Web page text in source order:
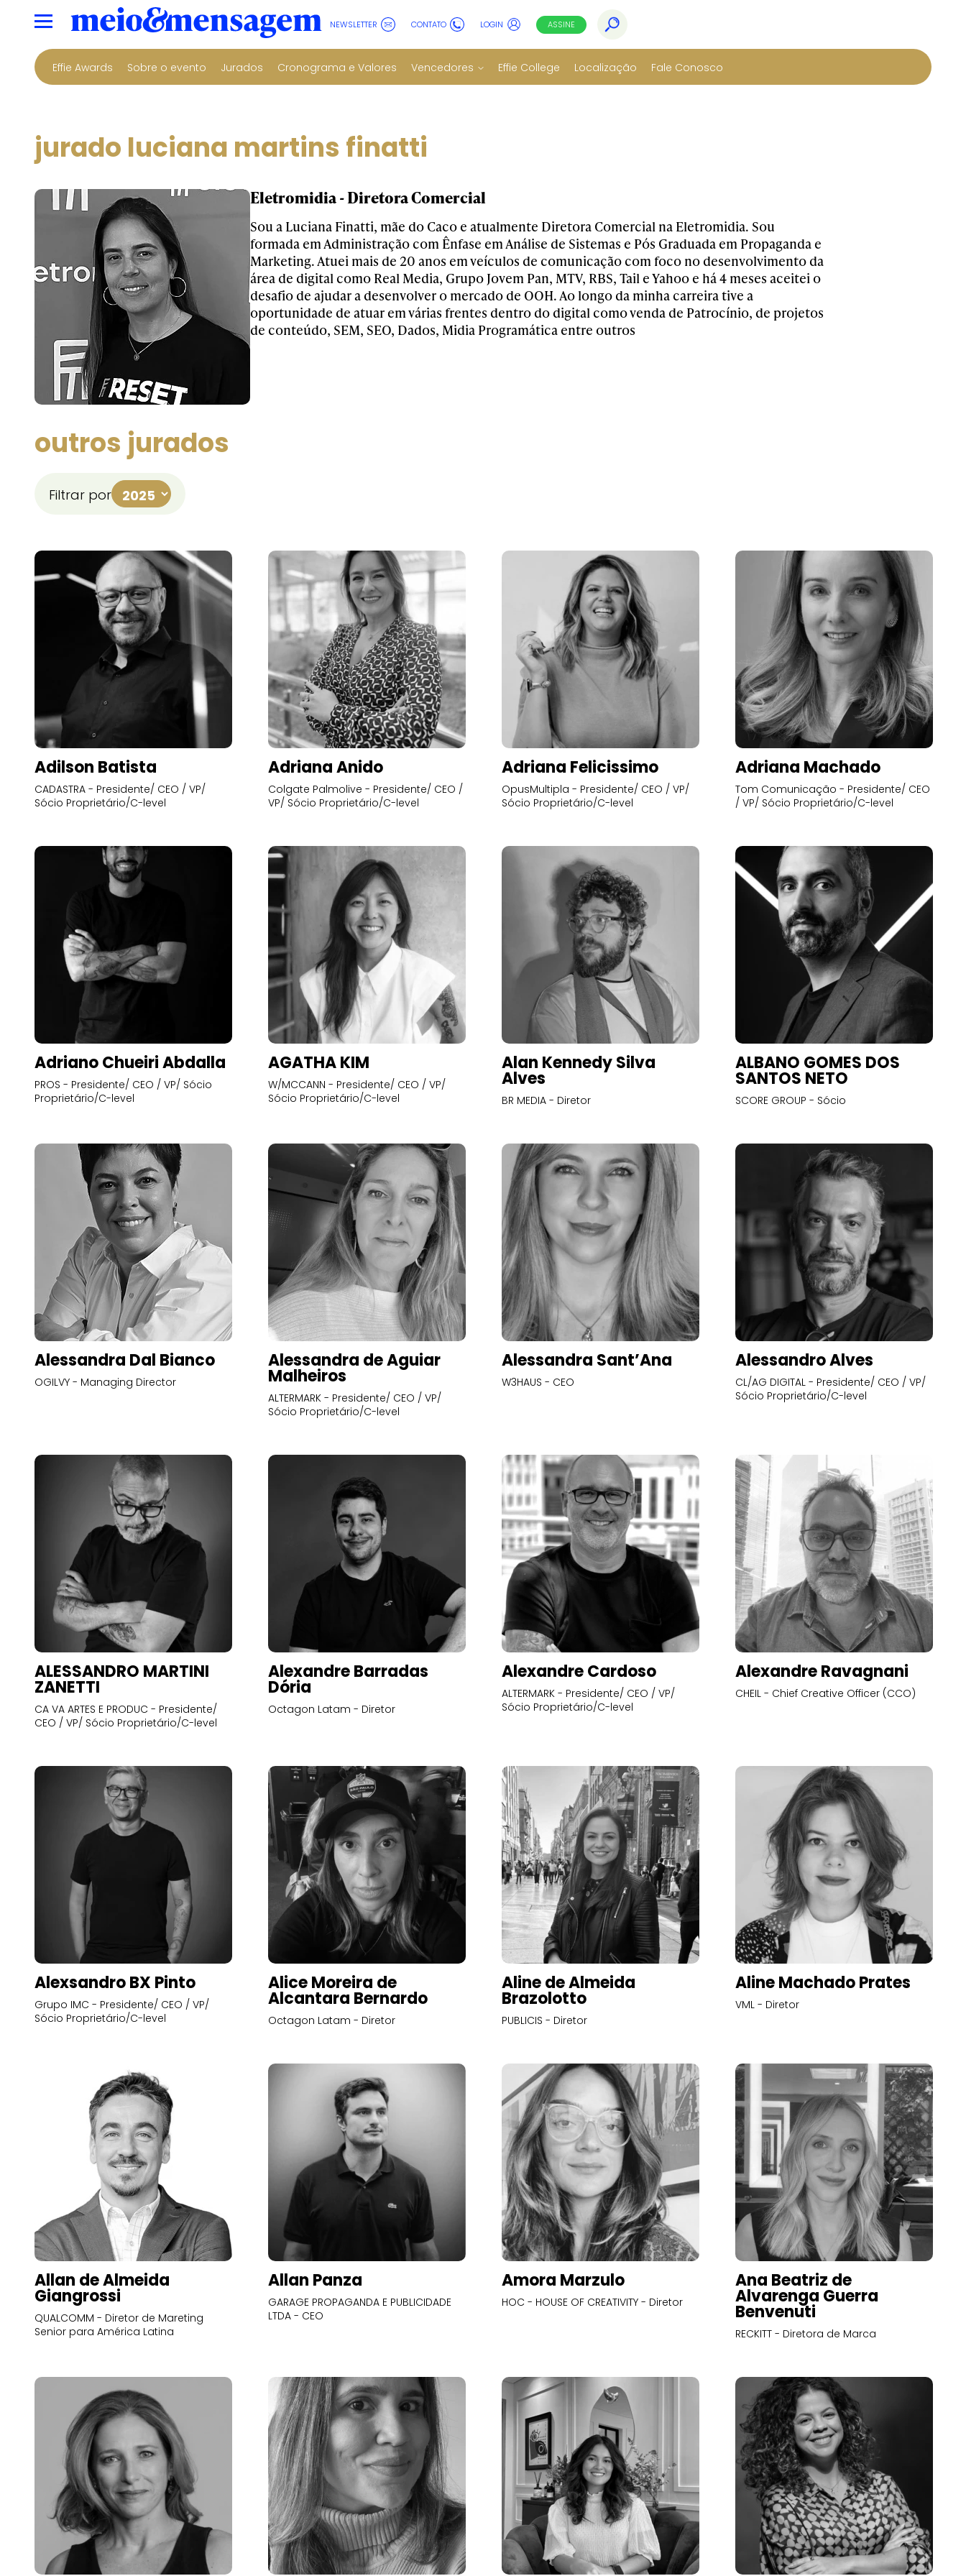
NEWSLETTER CONTATO LOGIN ASSINE
Effie Awards Sobre o evento Jurados Cronograma e Valores Vencedores Effie College Localização Fale Conosco
jurado luciana martins finatti
Eletromidia - Diretora Comercial
Sou a Luciana Finatti, mãe do Caco e atualmente Diretora Comercial na Eletromidia. Sou
formada em Administração com Ênfase em Análise de Sistemas e Pós Graduada em Propaganda e
Marketing. Atuei mais de 20 anos em veículos de comunicação com foco no desenvolvimento da
área de digital como Real Media, Grupo Jovem Pan, MTV, RBS, Tail e Yahoo e há 4 meses aceitei o
desafio de ajudar a desenvolver o mercado de OOH. Ao longo da minha carreira tive a
oportunidade de atuar em várias frentes dentro do digital como venda de Patrocínio, de projetos
de conteúdo, SEM, SEO, Dados, Midia Programática entre outros
outros jurados
Filtrar por
Adilson Batista
CADASTRA - Presidente/ CEO / VP/
Sócio Proprietário/C-level
Adriana Anido
Colgate Palmolive - Presidente/ CEO /
VP/ Sócio Proprietário/C-level
Adriana Felicissimo
OpusMultipla - Presidente/ CEO / VP/
Sócio Proprietário/C-level
Adriana Machado
Tom Comunicação - Presidente/ CEO
/ VP/ Sócio Proprietário/C-level
Adriano Chueiri Abdalla
PROS - Presidente/ CEO / VP/ Sócio
Proprietário/C-level
AGATHA KIM
W/MCCANN - Presidente/ CEO / VP/
Sócio Proprietário/C-level
Alan Kennedy Silva
Alves
BR MEDIA - Diretor
ALBANO GOMES DOS
SANTOS NETO
SCORE GROUP - Sócio
Alessandra Dal Bianco
OGILVY - Managing Director
Alessandra de Aguiar
Malheiros
ALTERMARK - Presidente/ CEO / VP/
Sócio Proprietário/C-level
Alessandra Sant’Ana
W3HAUS - CEO
Alessandro Alves
CL/AG DIGITAL - Presidente/ CEO / VP/
Sócio Proprietário/C-level
ALESSANDRO MARTINI
ZANETTI
CA VA ARTES E PRODUC - Presidente/
CEO / VP/ Sócio Proprietário/C-level
Alexandre Barradas
Dória
Octagon Latam - Diretor
Alexandre Cardoso
ALTERMARK - Presidente/ CEO / VP/
Sócio Proprietário/C-level
Alexandre Ravagnani
CHEIL - Chief Creative Officer (CCO)
Alexsandro BX Pinto
Grupo IMC - Presidente/ CEO / VP/
Sócio Proprietário/C-level
Alice Moreira de
Alcantara Bernardo
Octagon Latam - Diretor
Aline de Almeida
Brazolotto
PUBLICIS - Diretor
Aline Machado Prates
VML - Diretor
Allan de Almeida
Giangrossi
QUALCOMM - Diretor de Mareting
Senior para América Latina
Allan Panza
GARAGE PROPAGANDA E PUBLICIDADE
LTDA - CEO
Amora Marzulo
HOC - HOUSE OF CREATIVITY - Diretor
Ana Beatriz de
Alvarenga Guerra
Benvenuti
RECKITT - Diretora de Marca